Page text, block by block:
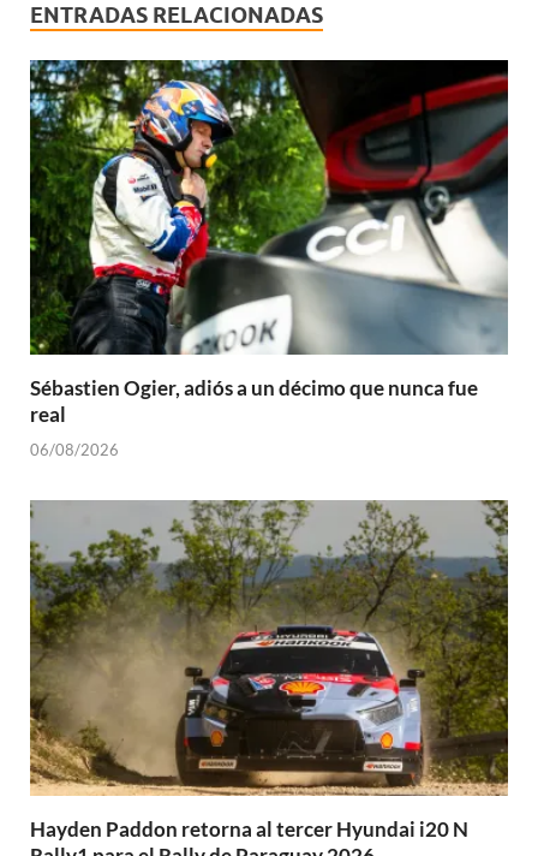
ENTRADAS RELACIONADAS
Sébastien Ogier, adiós a un décimo que nunca fue
real
06/08/2026
Hayden Paddon retorna al tercer Hyundai i20 N